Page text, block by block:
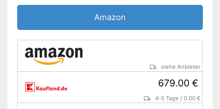
Amazon
siehe Anbieter
679.00 €
4-5 Tage /0.00 €